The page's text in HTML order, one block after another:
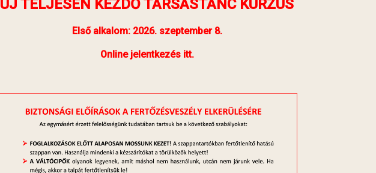
ÚJ TELJESEN KEZDŐ TÁRSASTÁNC KURZUS
Első alkalom: 2026. szeptember 8.
Online jelentkezés itt.